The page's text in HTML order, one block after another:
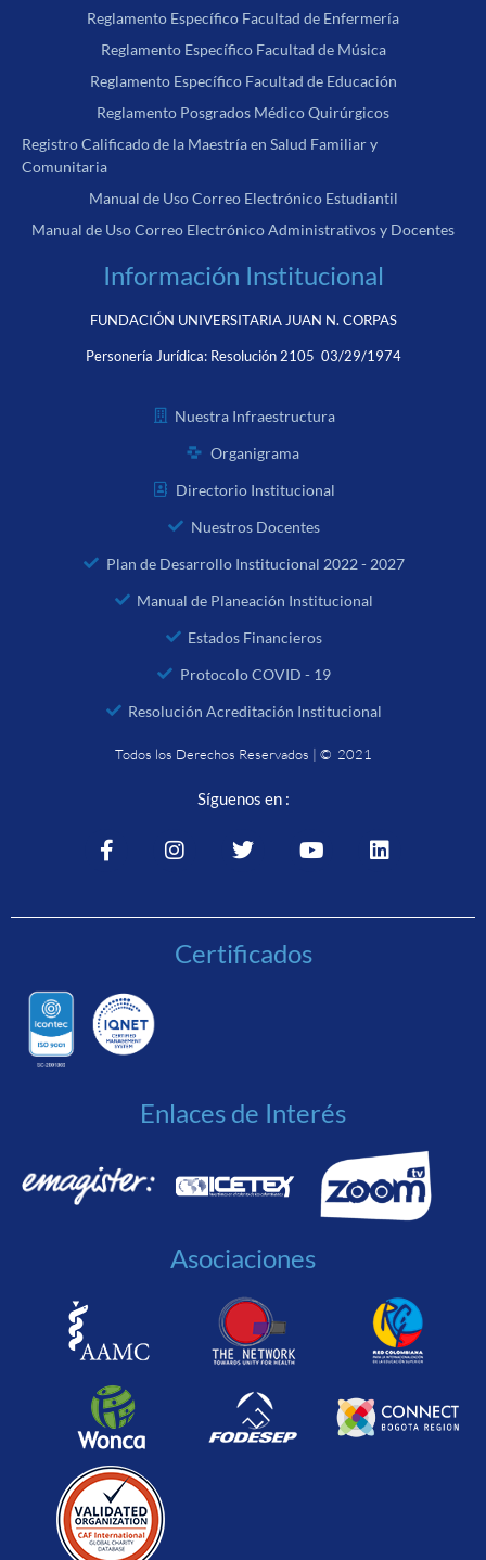
Reglamento Específico Facultad de Enfermería
Reglamento Específico Facultad de Música
Reglamento Específico Facultad de Educación
Reglamento Posgrados Médico Quirúrgicos
Registro Calificado de la Maestría en Salud Familiar y
Comunitaria
Manual de Uso Correo Electrónico Estudiantil
Manual de Uso Correo Electrónico Administrativos y Docentes
Información Institucional
FUNDACIÓN UNIVERSITARIA JUAN N. CORPAS
Personería Jurídica: Resolución 2105 03/29/1974
Nuestra Infraestructura
Organigrama
Directorio Institucional
Nuestros Docentes
Plan de Desarrollo Institucional 2022 - 2027
Manual de Planeación Institucional
Estados Financieros
Protocolo COVID - 19
Resolución Acreditación Institucional
Todos los Derechos Reservados | © 2021
Síguenos en :
Certificados
Enlaces de Interés
Asociaciones